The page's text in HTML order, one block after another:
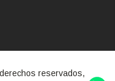
reservados,